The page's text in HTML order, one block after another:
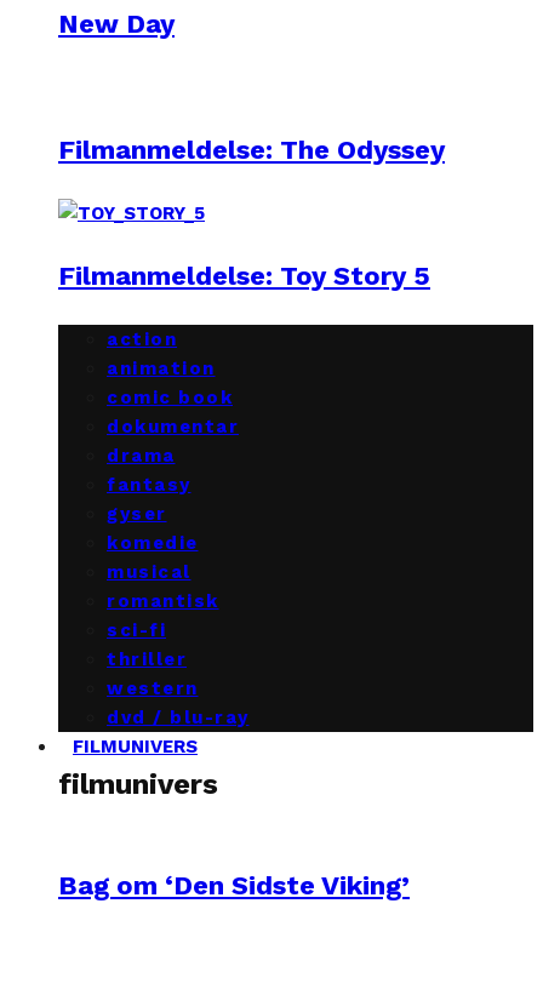
New Day
Filmanmeldelse: The Odyssey
Filmanmeldelse: Toy Story 5
action
animation
comic book
dokumentar
drama
fantasy
gyser
komedie
musical
romantisk
sci-fi
thriller
western
dvd / blu-ray
FILMUNIVERS
filmunivers
Bag om ‘Den Sidste Viking’